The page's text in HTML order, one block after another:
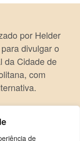
de
por Helder
divulgar o
da Cidade de
com